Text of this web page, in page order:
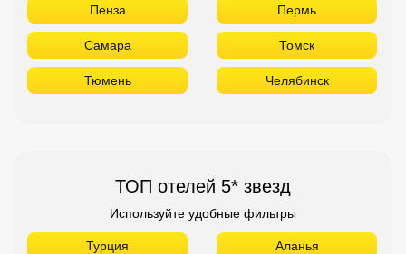
Пенза Пермь
Самара Томск
Тюмень Челябинск
ТОП отелей 5* звезд
Используйте удобные фильтры
Турция Аланья